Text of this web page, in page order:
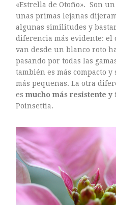
agosto 2018
julio 2018
abril 2018
junio 2017
enero 2017
noviembre 2016
agosto 2016
julio 2016
junio 2016
mayo 2016
abril 2016
marzo 2016
«Estrella de Otoño». Son
unas primas lejanas
algunas similitudes y
diferencia más evidente: el
van desde un blanco roto
pasando por todas las
también es más compacto y
más pequeñas. La otra
esmucho más resistente
Poinsettia.